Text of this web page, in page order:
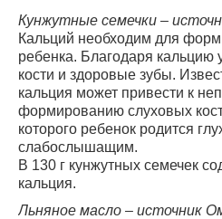
Кунжутные семечки –
Кальций необходим для
ребенка. Благодаря кальцию
кости и здоровые зубы.
кальция может привести к
формированию слуховых
которого ребенок родится
слабослышащим.
В 130 г кунжутных семечек
кальция.
Льняное масло – источник